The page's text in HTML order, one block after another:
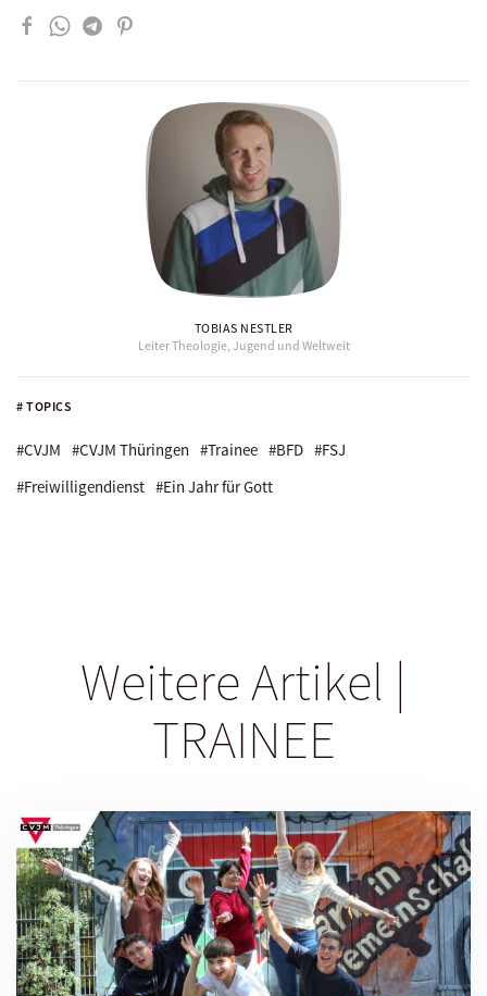
# TOPICS
#CVJM #CVJM Thüringen #Trainee #BFD #FSJ
#Freiwilligendienst #Ein Jahr für Gott
TOBIAS NESTLER
Leiter Theologie, Jugend und Weltweit
Weitere Artikel |
TRAINEE